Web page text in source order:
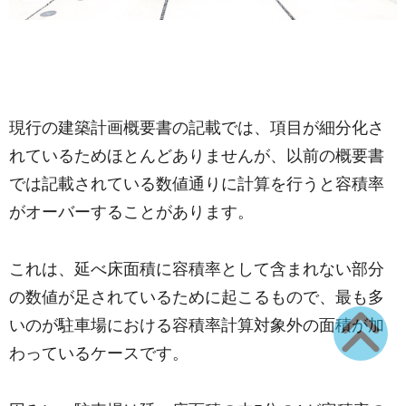
現行の建築計画概要書の記載では、項目が細分化さ
れているためほとんどありませんが、以前の概要書
では記載されている数値通りに計算を行うと容積率
がオーバーすることがあります。
これは、延べ床面積に容積率として含まれない部分
の数値が足されているために起こるもので、最も多
いのが駐車場における容積率計算対象外の面積が加
わっているケースです。